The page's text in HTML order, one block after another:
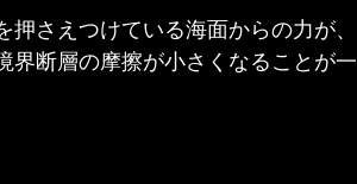
さえつけている海面からの力が、
界断層の摩擦が小さくなることが一